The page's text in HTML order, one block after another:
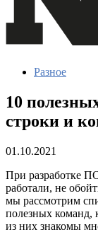
Разное
10
строки и
01.10.2021
При разработке
работали, не
мы рассмотрим
полезных команд,
из них знакомы